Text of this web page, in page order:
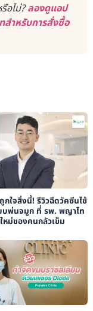
อไม่?ลองดูแอป
ำหรับการสั่งซื้อ
กใจสิ่งนี้! รีวิวฉีดวัคซีนไข้
บพ่นจมูก ที่ รพ. พญาไท
หม่ของคนกลัวเข็ม